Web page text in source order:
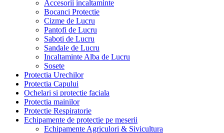
Accesorii incaltaminte
Bocanci Protectie
Cizme de Lucru
Pantofi de Lucru
Saboti de Lucru
Sandale de Lucru
Incaltaminte Alba de Lucru
Sosete
Protectia Urechilor
Protectia Capului
Ochelari si protectie faciala
Protectia mainilor
Protectie Respiratorie
Echipamente de protectie pe meserii
Echipamente Agriculori & Sivicultura